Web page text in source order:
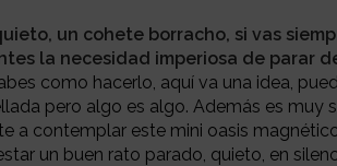
un cohete borracho, si vas
la necesidad imperiosa de parar
como hacerlo, aquí va una idea,
pero algo es algo. Además es muy
a contemplar este mini oasis
un buen rato parado, quieto, en